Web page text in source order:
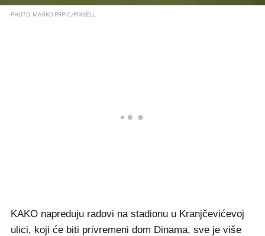
PHOTO: MARKO PRPIC/PIXSELL
KAKO napreduju radovi na stadionu u Kranjčevićevoj
ulici, koji će biti privremeni dom Dinama, sve je više